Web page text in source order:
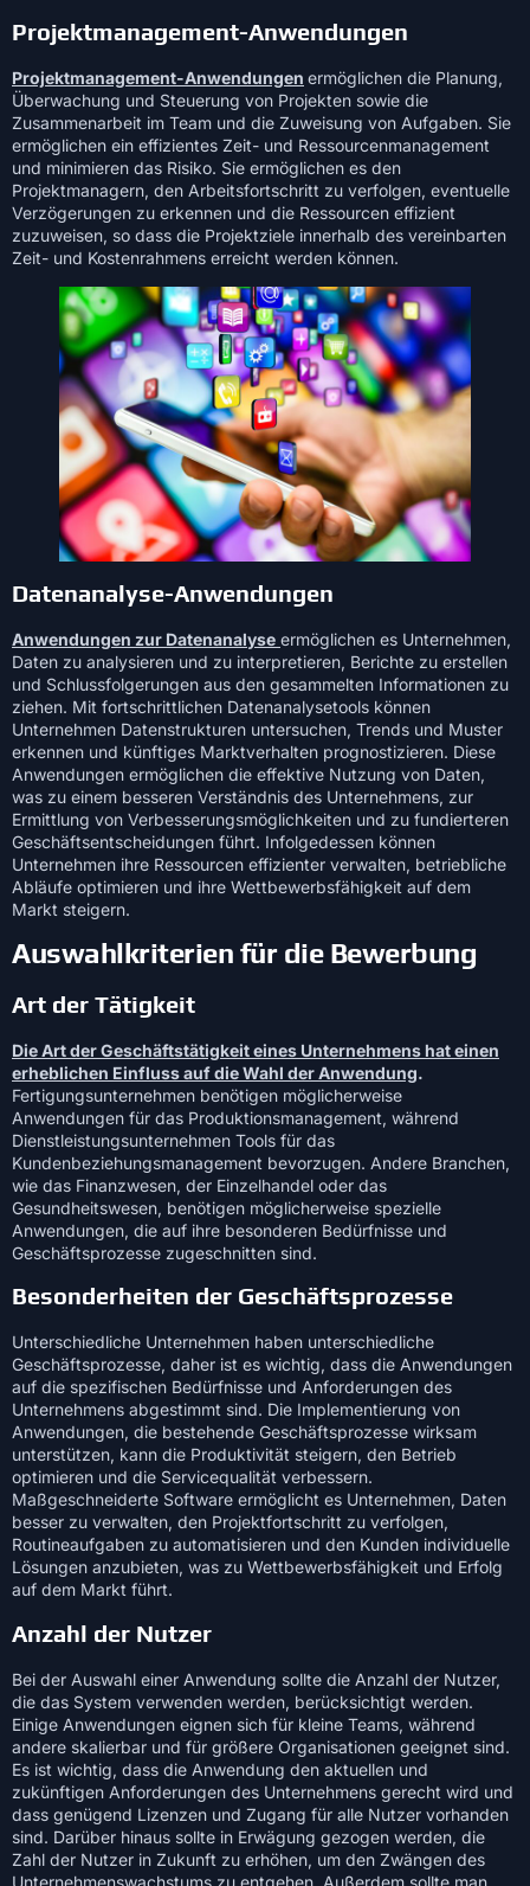
Projektmanagement-Anwendungen
Projektmanagement-Anwendungen ermöglichen die Planung,
Überwachung und Steuerung von Projekten sowie die
Zusammenarbeit im Team und die Zuweisung von Aufgaben. Sie
ermöglichen ein effizientes Zeit- und Ressourcenmanagement
und minimieren das Risiko. Sie ermöglichen es den
Projektmanagern, den Arbeitsfortschritt zu verfolgen, eventuelle
Verzögerungen zu erkennen und die Ressourcen effizient
zuzuweisen, so dass die Projektziele innerhalb des vereinbarten
Zeit- und Kostenrahmens erreicht werden können.
Datenanalyse-Anwendungen
Anwendungen zur Datenanalyse ermöglichen es Unternehmen,
Daten zu analysieren und zu interpretieren, Berichte zu erstellen
und Schlussfolgerungen aus den gesammelten Informationen zu
ziehen. Mit fortschrittlichen Datenanalysetools können
Unternehmen Datenstrukturen untersuchen, Trends und Muster
erkennen und künftiges Marktverhalten prognostizieren. Diese
Anwendungen ermöglichen die effektive Nutzung von Daten,
was zu einem besseren Verständnis des Unternehmens, zur
Ermittlung von Verbesserungsmöglichkeiten und zu fundierteren
Geschäftsentscheidungen führt. Infolgedessen können
Unternehmen ihre Ressourcen effizienter verwalten, betriebliche
Abläufe optimieren und ihre Wettbewerbsfähigkeit auf dem
Markt steigern.
Auswahlkriterien für die Bewerbung
Art der Tätigkeit
Die Art der Geschäftstätigkeit eines Unternehmens hat einen
erheblichen Einfluss auf die Wahl der Anwendung.
Fertigungsunternehmen benötigen möglicherweise
Anwendungen für das Produktionsmanagement, während
Dienstleistungsunternehmen Tools für das
Kundenbeziehungsmanagement bevorzugen. Andere Branchen,
wie das Finanzwesen, der Einzelhandel oder das
Gesundheitswesen, benötigen möglicherweise spezielle
Anwendungen, die auf ihre besonderen Bedürfnisse und
Geschäftsprozesse zugeschnitten sind.
Besonderheiten der Geschäftsprozesse
Unterschiedliche Unternehmen haben unterschiedliche
Geschäftsprozesse, daher ist es wichtig, dass die Anwendungen
auf die spezifischen Bedürfnisse und Anforderungen des
Unternehmens abgestimmt sind. Die Implementierung von
Anwendungen, die bestehende Geschäftsprozesse wirksam
unterstützen, kann die Produktivität steigern, den Betrieb
optimieren und die Servicequalität verbessern.
Maßgeschneiderte Software ermöglicht es Unternehmen, Daten
besser zu verwalten, den Projektfortschritt zu verfolgen,
Routineaufgaben zu automatisieren und den Kunden individuelle
Lösungen anzubieten, was zu Wettbewerbsfähigkeit und Erfolg
auf dem Markt führt.
Anzahl der Nutzer
Bei der Auswahl einer Anwendung sollte die Anzahl der Nutzer,
die das System verwenden werden, berücksichtigt werden.
Einige Anwendungen eignen sich für kleine Teams, während
andere skalierbar und für größere Organisationen geeignet sind.
Es ist wichtig, dass die Anwendung den aktuellen und
zukünftigen Anforderungen des Unternehmens gerecht wird und
dass genügend Lizenzen und Zugang für alle Nutzer vorhanden
sind. Darüber hinaus sollte in Erwägung gezogen werden, die
Zahl der Nutzer in Zukunft zu erhöhen, um den Zwängen des
Unternehmenswachstums zu entgehen. Außerdem sollte man